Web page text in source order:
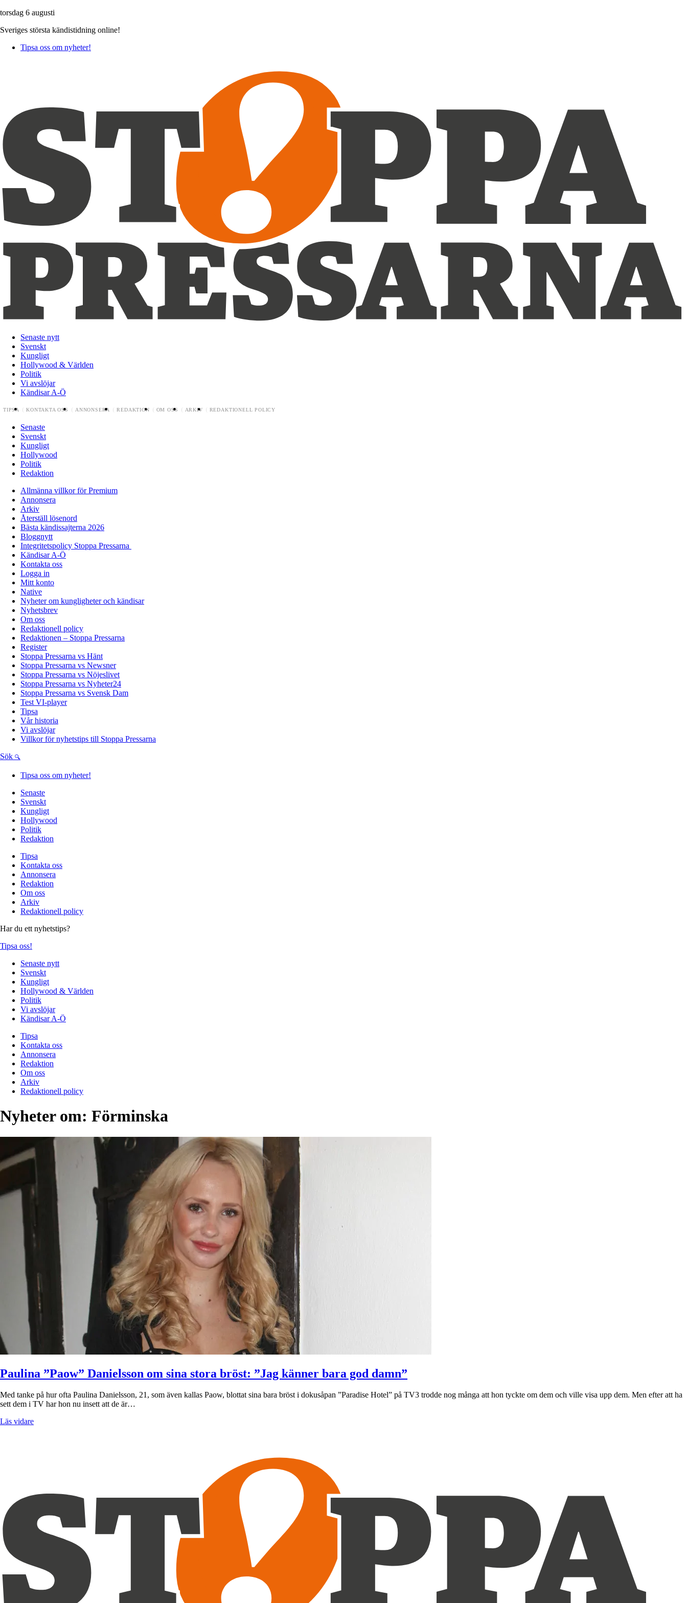
torsdag 6 augusti
Sveriges största kändistidning online!
Tipsa oss om nyheter!
Senaste nytt
Svenskt
Kungligt
Hollywood & Världen
Politik
Vi avslöjar
Kändisar A-Ö
TIPSA KONTAKTA OSS ANNONSERA REDAKTION OM OSS ARKIV REDAKTIONELL POLICY
Senaste
Svenskt
Kungligt
Hollywood
Politik
Redaktion
Allmänna villkor för Premium
Annonsera
Arkiv
Återställ lösenord
Bästa kändissajterna 2026
Bloggnytt
Integritetspolicy Stoppa Pressarna
Kändisar A-Ö
Kontakta oss
Logga in
Mitt konto
Native
Nyheter om kungligheter och kändisar
Nyhetsbrev
Om oss
Redaktionell policy
Redaktionen – Stoppa Pressarna
Register
Stoppa Pressarna vs Hänt
Stoppa Pressarna vs Newsner
Stoppa Pressarna vs Nöjeslivet
Stoppa Pressarna vs Nyheter24
Stoppa Pressarna vs Svensk Dam
Test VI-player
Tipsa
Vår historia
Vi avslöjar
Villkor för nyhetstips till Stoppa Pressarna
Sök
Tipsa oss om nyheter!
Senaste
Svenskt
Kungligt
Hollywood
Politik
Redaktion
Tipsa
Kontakta oss
Annonsera
Redaktion
Om oss
Arkiv
Redaktionell policy
Har du ett nyhetstips?
Tipsa oss!
Senaste nytt
Svenskt
Kungligt
Hollywood & Världen
Politik
Vi avslöjar
Kändisar A-Ö
Tipsa
Kontakta oss
Annonsera
Redaktion
Om oss
Arkiv
Redaktionell policy
Nyheter om: Förminska
Paulina ”Paow” Danielsson om sina stora bröst: ”Jag känner bara god damn”
Med tanke på hur ofta Paulina Danielsson, 21, som även kallas Paow, blottat sina bara bröst i dokusåpan ”Paradise Hotel” på TV3 trodde nog många att hon tyckte om dem och ville visa upp dem. Men efter att ha
sett dem i TV har hon nu insett att de är…
Läs vidare